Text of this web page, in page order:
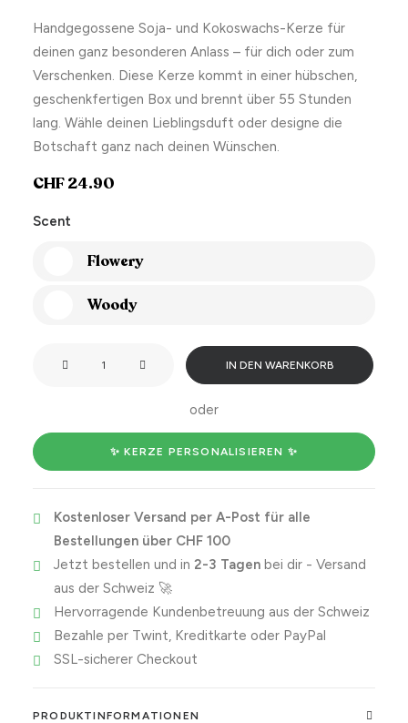
Handgegossene Soja- und Kokoswachs-Kerze für
deinen ganz besonderen Anlass – für dich oder zum
Verschenken. Diese Kerze kommt in einer hübschen,
geschenkfertigen Box und brennt über 55 Stunden
lang. Wähle deinen Lieblingsduft oder designe die
Botschaft ganz nach deinen Wünschen.
CHF24.90
Scent
Flowery
Woody
really
the
gift
need
Menge
IN DEN WARENKORB
oder
✨ KERZE PERSONALISIEREN ✨
Kostenloser Versand per A-Post für alle
Bestellungen über CHF 100
Jetzt bestellen und in 2-3 Tagenbei dir - Versand
aus der Schweiz 🚀
Hervorragende Kundenbetreuung aus der Schweiz
Bezahle per Twint, Kreditkarte oder PayPal
SSL-sicherer Checkout
PRODUKTINFORMATIONEN